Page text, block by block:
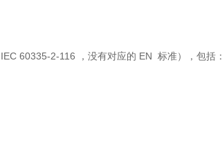
60335-2-116 ，没有对应的 EN 标准），包括：